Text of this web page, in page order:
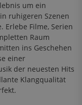
um ein
ruhigeren Szenen
Filme, Serien
Raum
ins Geschehen
einer
der neuesten Hits
Klangqualität